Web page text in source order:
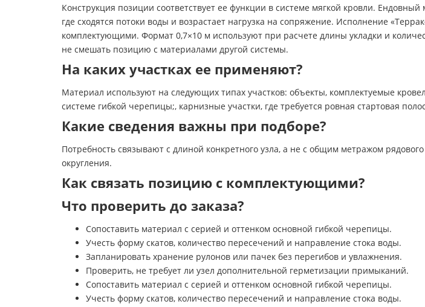
Конструкция позиции соответствует ее функции в системе мягкой кровли.
где сходятся потоки воды и возрастает нагрузка на сопряжение. Исполнение
комплектующими. Формат 0,7×10 м используют при расчете длины укладки и
не смешать позицию с материалами другой системы.
На каких участках ее применяют?
Материал используют на следующих типах участков: объекты, комплектуемые
системе гибкой черепицы;, карнизные участки, где требуется ровная стартовая
Какие сведения важны при подборе?
Потребность связывают с длиной конкретного узла, а не с общим метражом
округления.
Как связать позицию с комплектующими?
Что проверить до заказа?
Сопоставить материал с серией и оттенком основной гибкой черепицы.
Учесть форму скатов, количество пересечений и направление стока воды.
Запланировать хранение рулонов или пачек без перегибов и увлажнения.
Проверить, не требует ли узел дополнительной герметизации примыканий.
Сопоставить материал с серией и оттенком основной гибкой черепицы.
Учесть форму скатов, количество пересечений и направление стока воды.